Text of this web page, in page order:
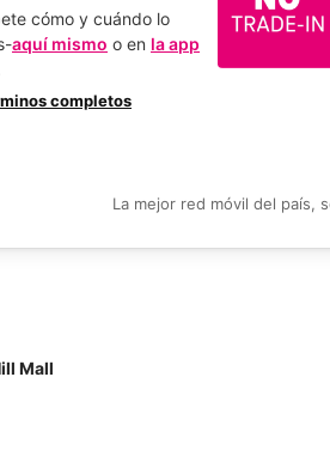
cómo y cuándo lo
aquí mismo o en la app
completos
La mejor red móvil del país,
Mall